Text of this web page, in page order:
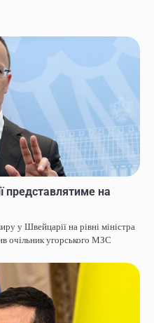
представлятиме на
у Швейцарії на рівні міністра
очільник угорського МЗС